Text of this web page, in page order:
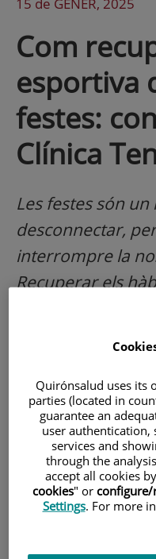
Com
esportiva
festes:
Clínica
Les festes són
desconnectar,
interrompre la
Recuperar els
requereix
estratègia ben
unes
l’activitat física
efectiva.
Quirónsalud uses its
parties (located in
guarantee an
user authentication,
services and
through the
accept all cookies
cookies" or configure/
Settings. For more